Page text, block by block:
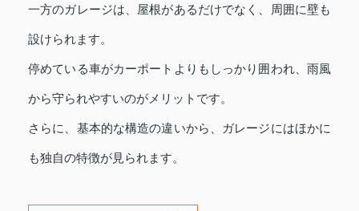
一方のガレージは、屋根があるだけでなく、周囲に壁も
設けられます。
停めている車がカーポートよりもしっかり囲われ、雨風
から守られやすいのがメリットです。
さらに、基本的な構造の違いから、ガレージにはほかに
も独自の特徴が見られます。